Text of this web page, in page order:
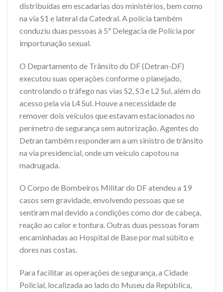
distribuídas em escadarias dos ministérios, bem como
na via S1 e lateral da Catedral. A polícia também
conduziu duas pessoas à 5ª Delegacia de Polícia por
importunação sexual.
O Departamento de Trânsito do DF (Detran-DF)
executou suas operações conforme o planejado,
controlando o tráfego nas vias S2, S3 e L2 Sul, além do
acesso pela via L4 Sul. Houve a necessidade de
remover dois veículos que estavam estacionados no
perímetro de segurança sem autorização. Agentes do
Detran também responderam a um sinistro de trânsito
na via presidencial, onde um veículo capotou na
madrugada.
O Corpo de Bombeiros Militar do DF atendeu a 19
casos sem gravidade, envolvendo pessoas que se
sentiram mal devido a condições como dor de cabeça,
reação ao calor e tontura. Outras duas pessoas foram
encaminhadas ao Hospital de Base por mal súbito e
dores nas costas.
Para facilitar as operações de segurança, a Cidade
Policial, localizada ao lado do Museu da República,